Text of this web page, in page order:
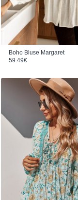
Boho Bluse Margaret
59.49€